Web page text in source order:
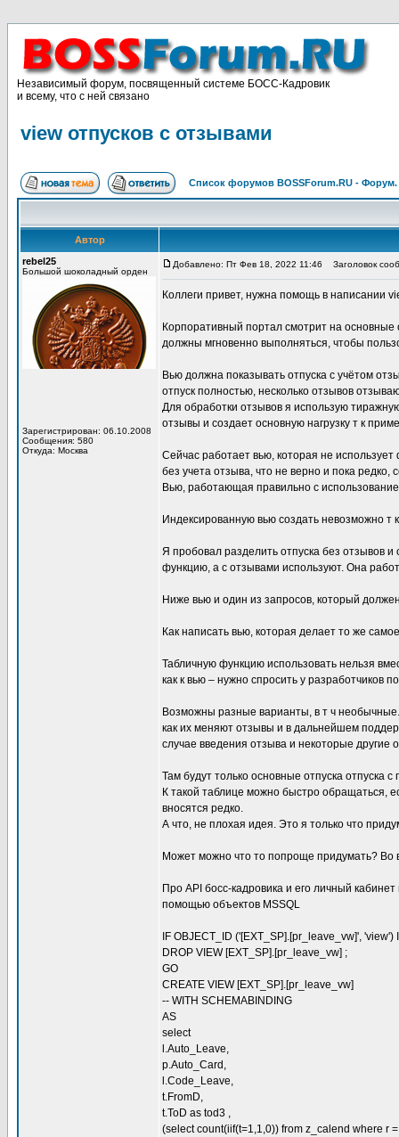
Независимый форум, посвященный системе БОСС-Кадровик
и всему, что с ней связано
view отпусков с отзывами
Список форумов BOSSForum.RU -
Автор
rebel25
Большой шоколадный орден
Зарегистрирован: 06.10.2008
Сообщения: 580
Откуда: Москва
Добавлено: Пт Фев 18, 2022 11:46 Заголовок
Коллеги привет, нужна помощь в написании
Корпоративный портал смотрит на
должны мгновенно выполняться, чтобы
Вью должна показывать отпуска с учётом
отпуск полностью, несколько отзывов
Для обработки отзывов я использую
отзывы и создает основную нагрузку т к
Сейчас работает вью, которая не
без учета отзыва, что не верно и пока редко,
Вью, работающая правильно с
Индексированную вью создать невозможно т
Я пробовал разделить отпуска без отзывов
функцию, а с отзывами используют. Она
Ниже вью и один из запросов, который
Как написать вью, которая делает то же
Табличную функцию использовать нельзя
как к вью – нужно спросить у разработчиков
Возможны разные варианты, в т ч
как их меняют отзывы и в дальнейшем
случае введения отзыва и некоторые другие
Там будут только основные отпуска отпуска
К такой таблице можно быстро обращаться,
вносятся редко.
А что, не плохая идея. Это я только что
Может можно что то попроще придумать? Во
Про API босс-кадровика и его личный
помощью объектов MSSQL
IF OBJECT_ID ('[EXT_SP].[pr_leave_vw]', 'view')
DROP VIEW [EXT_SP].[pr_leave_vw] ;
GO
CREATE VIEW [EXT_SP].[pr_leave_vw]
-- WITH SCHEMABINDING
AS
select
l.Auto_Leave,
p.Auto_Card,
l.Code_Leave,
t.FromD,
t.ToD as tod3 ,
(select count(iif(t=1,1,0)) from z_calend where r